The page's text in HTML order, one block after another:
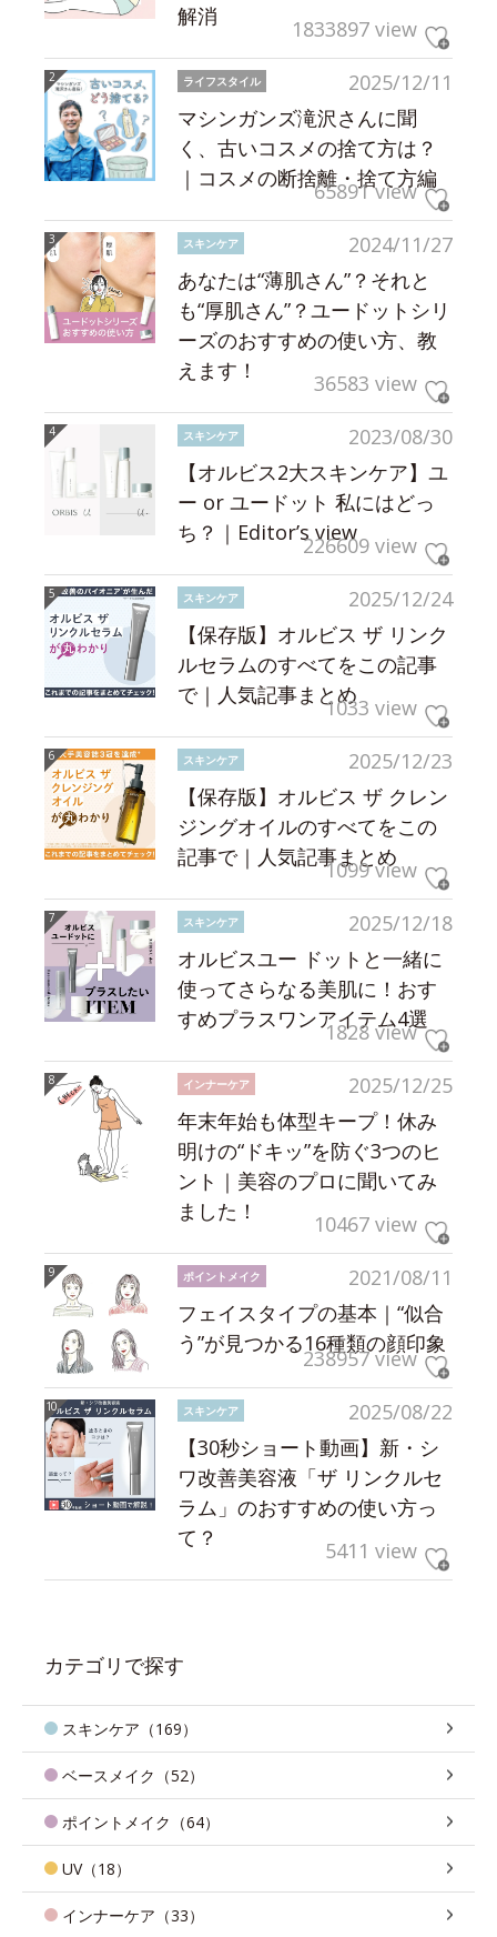
解消
1833897 view
2025/12/11
ライフスタイル
マシンガンズ滝沢さんに聞
く、古いコスメの捨て方は？
｜コスメの断捨離・捨て方編
65891 view
2024/11/27
スキンケア
あなたは“薄肌さん”？それと
も“厚肌さん”？ユードットシリ
ーズのおすすめの使い方、教
えます！
36583 view
2023/08/30
スキンケア
【オルビス2大スキンケア】ユ
ー or ユードット 私にはどっ
ち？｜Editor’s view226609 view
2025/12/24
スキンケア
【保存版】オルビス ザ リンク
ルセラムのすべてをこの記事
で｜人気記事まとめ1033 view
2025/12/23
スキンケア
【保存版】オルビス ザ クレン
ジングオイルのすべてをこの
記事で｜人気記事まとめ
1099 view
2025/12/18
スキンケア
オルビスユー ドットと一緒に
使ってさらなる美肌に！おす
すめプラスワンアイテム4選
1828 view
2025/12/25
インナーケア
年末年始も体型キープ！休み
明けの“ドキッ”を防ぐ3つのヒ
ント｜美容のプロに聞いてみ
ました！
10467 view
2021/08/11
ポイントメイク
フェイスタイプの基本｜“似合
う”が見つかる16種類の顔印象
238957 view
2025/08/22
スキンケア
【30秒ショート動画】新・シ
ワ改善美容液「ザ リンクルセ
ラム」のおすすめの使い方っ
て？
5411 view
カテゴリで探す
スキンケア（169）
ベースメイク（52）
ポイントメイク（64）
UV（18）
インナーケア（33）